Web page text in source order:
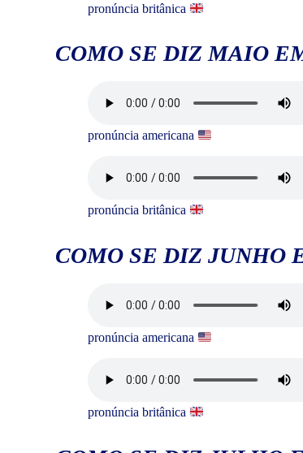
pronúncia britânica
COMO SE DIZ MAIO
pronúncia americana
pronúncia britânica
COMO SE DIZ JUNHO
pronúncia americana
pronúncia britânica